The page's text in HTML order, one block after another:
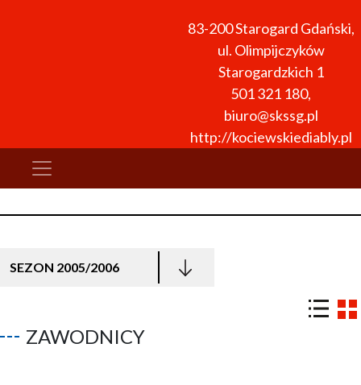
83-200Starogard Gdański,
ul. Olimpijczyków
Starogardzkich 1
501 321 180,
biuro@skssg.pl
http://kociewskiediably.pl
SEZON 2005/2006
ZAWODNICY